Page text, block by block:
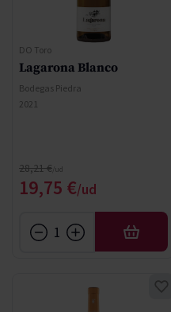
DO Toro
Lagarona Blanco
Bodegas Piedra
2021
Special Price
19,75 €
Regular Price
28,21 €
AFEGIR